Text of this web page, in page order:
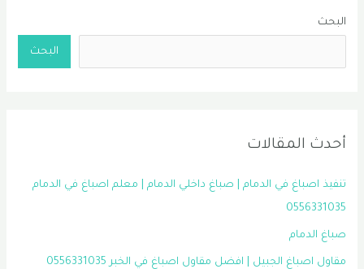
البحث
البحث
أحدث المقالات
تنفيذ اصباغ في الدمام | صباغ داخلي الدمام | معلم اصباغ في الدمام
0556331035
صباغ الدمام
مقاول اصباغ الجبيل | افضل مقاول اصباغ في الخبر 0556331035